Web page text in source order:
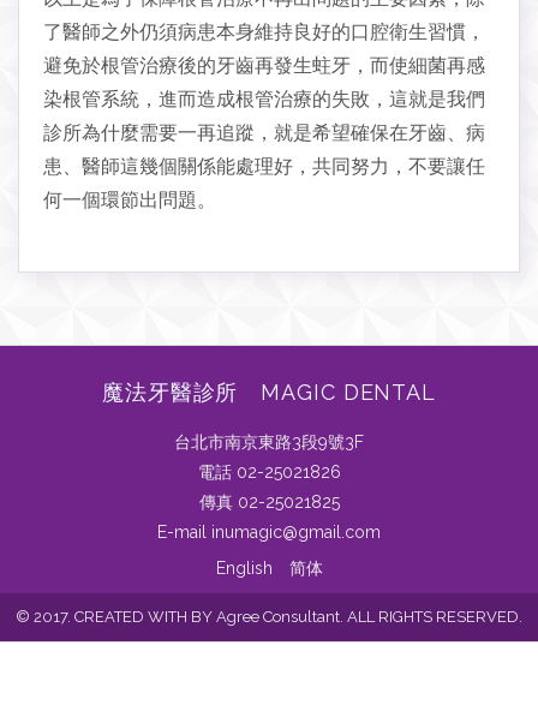
了醫師之外仍須病患本身維持良好的口腔衛生習慣，
避免於根管治療後的牙齒再發生蛀牙，而使細菌再感
染根管系統，進而造成根管治療的失敗，這就是我們
診所為什麼需要一再追蹤，就是希望確保在牙齒、病
患、醫師這幾個關係能處理好，共同努力，不要讓任
何一個環節出問題。
魔法牙醫診所 MAGIC DENTAL
台北市南京東路3段9號3F
電話 02-25021826
傳真 02-25021825
E-mail inumagic@gmail.com
English
简体
© 2017. CREATED WITH BY Agree Consultant. ALL RIGHTS RESERVED.